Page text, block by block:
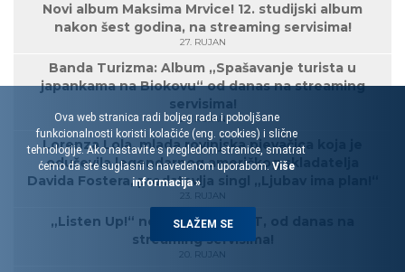
Novi album Maksima Mrvice! 12. studijski album
nakon šest godina, na streaming servisima!
27. RUJAN
Banda Turizma: Album „Spašavanje turista u
japankama na Biokovu“ od danas na streaming
servisima!
27. RUJAN
Lorenza Lola, mlada rovinjska pjevačica koja je
oduševila legendarnog američkog skladatelja
Davida Fostera, predstavlja singl „Ljubav ima plan!“
23. RUJAN
„Listen Up!“ novi EP grupe EoT, od danas na
streaming servisima!
20. RUJAN
Ova web stranica radi boljeg rada i poboljšane
funkcionalnosti koristi kolačiće (eng. cookies) i slične
tehnologije. Ako nastavite s pregledom stranice, smatrat
ćemo da ste suglasni s navedenom uporabom.Više
informacija »
SLAŽEM SE